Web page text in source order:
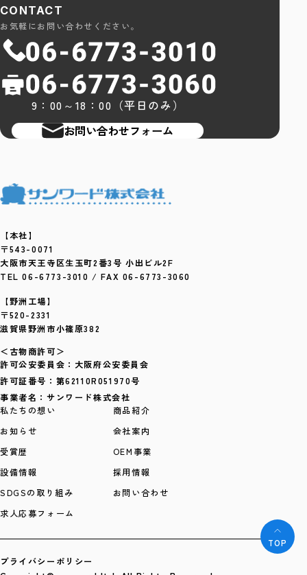
CONTACT
お気軽にお問い合わせください。
9：00～18：00（平日のみ）
お問い合わせフォーム
【本社】
〒543-0071
大阪市天王寺区生玉町2番3号 小出ビル2F
TEL 06-6773-3010 / FAX 06-6773-3060
【野洲工場】
〒520-2331
滋賀県野洲市小篠原382
＜古物商許可＞
許可公安委員会：大阪府公安委員会
許可証番号：第62110R051970号
事業者名：サンワード株式会社
私たちの想い
商品紹介
お知らせ
会社案内
受賞歴
OEM事業
設備情報
採用情報
SDGSの取り組み
お問い合わせ
求人応募フォーム
プライバシーポリシー
TOP